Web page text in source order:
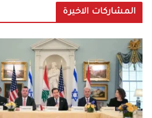
المشاركات الاخيرة